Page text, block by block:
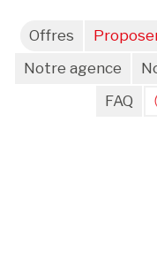
Offres
Notre agence
FAQ